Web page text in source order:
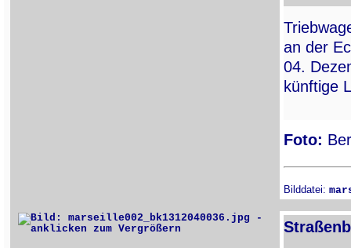
an der
04.
künftige
Foto:
Bilddatei: